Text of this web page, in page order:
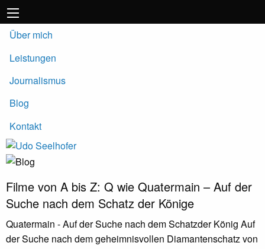
Über mich
Leistungen
Journalismus
Blog
Kontakt
Filme von A bis Z: Q wie Quatermain – Auf der
Suche nach dem Schatz der Könige
Quatermain - Auf der Suche nach dem Schatzder König Auf
der Suche nach dem geheimnisvollen Diamantenschatz von